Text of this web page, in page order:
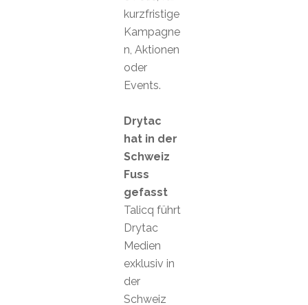
kurzfristige
Kampagne
n, Aktionen
oder
Events.
Drytac
hat in der
Schweiz
Fuss
gefasst
Talicq führt
Drytac
Medien
exklusiv in
der
Schweiz